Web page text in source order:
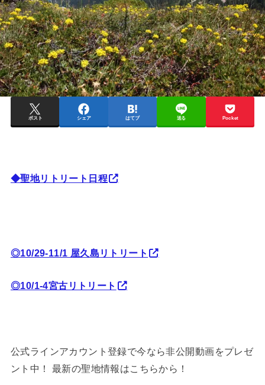
ポスト シェア はてブ 送る Pocket
◆聖地リトリート日程
◎10/29-11/1 屋久島リトリート
◎10/1-4宮古リトリート
公式ラインアカウント登録で今なら非公開動画をプレゼ
ント中！ 最新の聖地情報はこちらから！